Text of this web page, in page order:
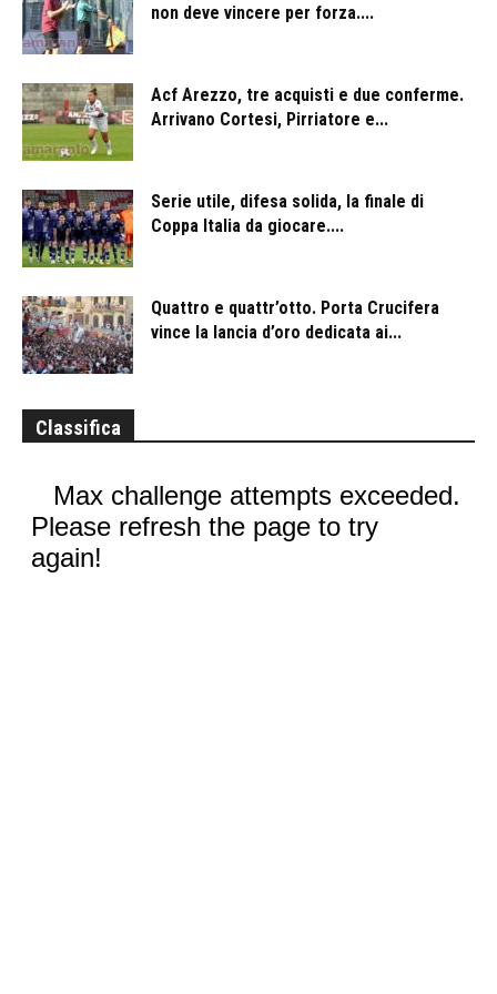
non deve vincere per forza....
Acf Arezzo, tre acquisti e due conferme.
Arrivano Cortesi, Pirriatore e...
Serie utile, difesa solida, la finale di
Coppa Italia da giocare....
Quattro e quattr’otto. Porta Crucifera
vince la lancia d’oro dedicata ai...
Classifica